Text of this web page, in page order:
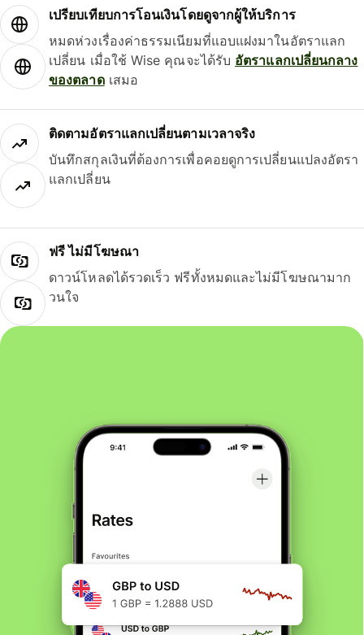
เปรียบเทียบการโอนเงินโดยดูจากผู้ให้บริการ
หมดห่วงเรื่องค่าธรรมเนียมที่แอบแฝงมาในอัตราแลก
เปลี่ยน เมื่อใช้ Wise คุณจะได้รับ อัตราแลกเปลี่ยนกลาง
ของตลาดเสมอ
ติดตามอัตราแลกเปลี่ยนตามเวลาจริง
บันทึกสกุลเงินที่ต้องการเพื่อคอยดูการเปลี่ยนแปลงอัตรา
แลกเปลี่ยน
ฟรี ไม่มีโฆษณา
ดาวน์โหลดได้รวดเร็ว ฟรีทั้งหมดและไม่มีโฆษณามาก
วนใจ